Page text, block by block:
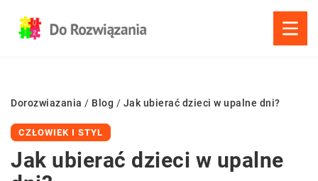
Dorozwiazania / Blog / Jak ubierać dzieci w upalne dni?
CZŁOWIEK I STYL
Jak ubierać dzieci w upalne